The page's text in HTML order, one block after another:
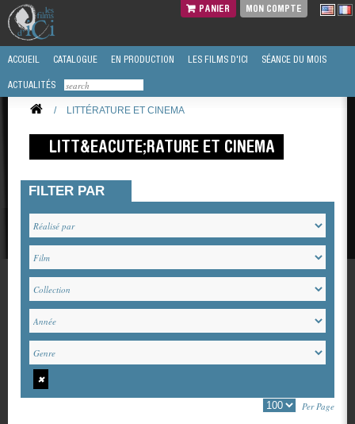
PANIER MON COMPTE
ACCUEIL CATALOGUE EN PRODUCTION LES FILMS D'ICI SÉANCE DU MOIS
ACTUALITÉS
/ LITTÉRATURE ET CINEMA
LITT&EACUTE;RATURE ET CINEMA
FILTER PAR
✖
Per Page